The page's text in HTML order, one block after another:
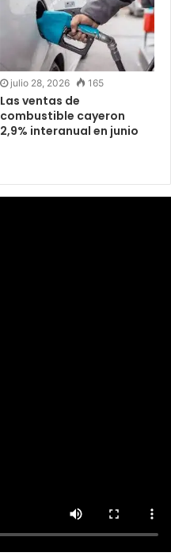
julio 28, 2026 165
Las ventas de
combustible cayeron
2,9% interanual en junio